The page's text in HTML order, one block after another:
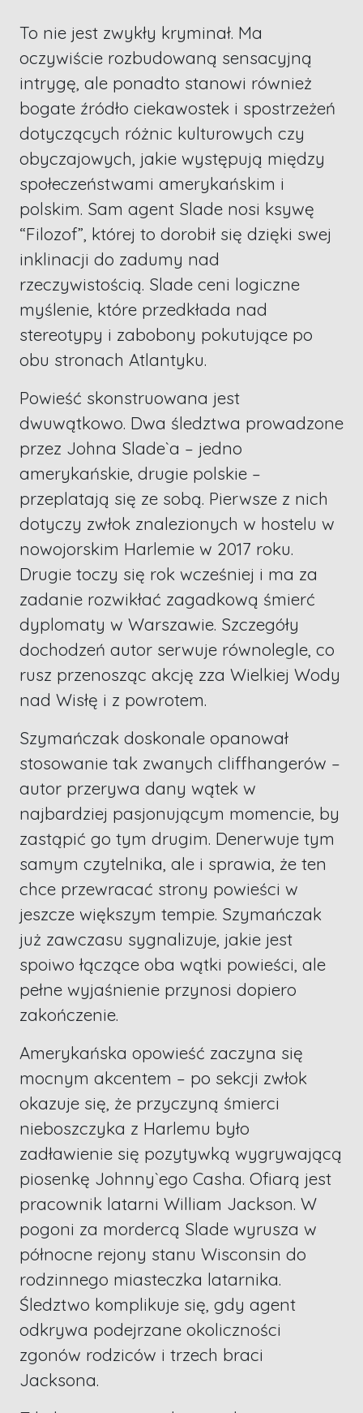
To nie jest zwykły kryminał. Ma
oczywiście rozbudowaną sensacyjną
intrygę, ale ponadto stanowi również
bogate źródło ciekawostek i spostrzeżeń
dotyczących różnic kulturowych czy
obyczajowych, jakie występują między
społeczeństwami amerykańskim i
polskim. Sam agent Slade nosi ksywę
“Filozof”, której to dorobił się dzięki swej
inklinacji do zadumy nad
rzeczywistością. Slade ceni logiczne
myślenie, które przedkłada nad
stereotypy i zabobony pokutujące po
obu stronach Atlantyku.
Powieść skonstruowana jest
dwuwątkowo. Dwa śledztwa prowadzone
przez Johna Slade`a – jedno
amerykańskie, drugie polskie –
przeplatają się ze sobą. Pierwsze z nich
dotyczy zwłok znalezionych w hostelu w
nowojorskim Harlemie w 2017 roku.
Drugie toczy się rok wcześniej i ma za
zadanie rozwikłać zagadkową śmierć
dyplomaty w Warszawie. Szczegóły
dochodzeń autor serwuje równolegle, co
rusz przenosząc akcję zza Wielkiej Wody
nad Wisłę i z powrotem.
Szymańczak doskonale opanował
stosowanie tak zwanych cliffhangerów –
autor przerywa dany wątek w
najbardziej pasjonującym momencie, by
zastąpić go tym drugim. Denerwuje tym
samym czytelnika, ale i sprawia, że ten
chce przewracać strony powieści w
jeszcze większym tempie. Szymańczak
już zawczasu sygnalizuje, jakie jest
spoiwo łączące oba wątki powieści, ale
pełne wyjaśnienie przynosi dopiero
zakończenie.
Amerykańska opowieść zaczyna się
mocnym akcentem – po sekcji zwłok
okazuje się, że przyczyną śmierci
nieboszczyka z Harlemu było
zadławienie się pozytywką wygrywającą
piosenkę Johnny`ego Casha. Ofiarą jest
pracownik latarni William Jackson. W
pogoni za mordercą Slade wyrusza w
północne rejony stanu Wisconsin do
rodzinnego miasteczka latarnika.
Śledztwo komplikuje się, gdy agent
odkrywa podejrzane okoliczności
zgonów rodziców i trzech braci
Jacksona.